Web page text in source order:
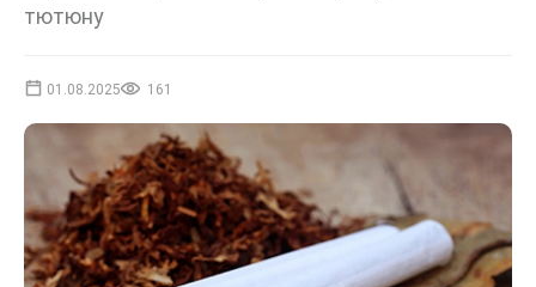
тютюну
01.08.2025 161